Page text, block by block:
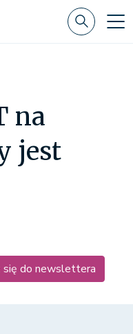
na
jest
się do newslettera